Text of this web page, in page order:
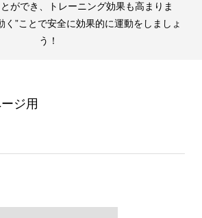
ができ、トレーニング効果も高まりま
く”ことで安全に効果的に運動をしましょ
う！
ジ用